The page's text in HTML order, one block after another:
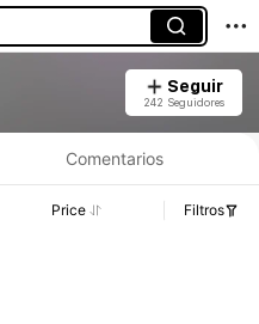
Seguir
242 Seguidores
Comentarios
Price Filtros